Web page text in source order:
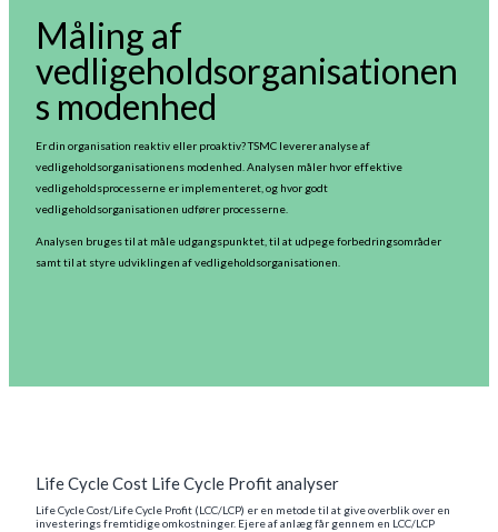
Måling af
vedligeholdsorganisationen
s modenhed
Er din organisation reaktiv eller proaktiv? TSMC leverer analyse af
vedligeholdsorganisationens modenhed. Analysen måler hvor effektive
vedligeholdsprocesserne er implementeret, og hvor godt
vedligeholdsorganisationen udfører processerne.
Analysen bruges til at måle udgangspunktet, til at udpege forbedringsområder
samt til at styre udviklingen af vedligeholdsorganisationen.
Life Cycle Cost Life Cycle Profit analyser
Life Cycle Cost/Life Cycle Profit (LCC/LCP) er en metode til at give overblik over en
investerings fremtidige omkostninger. Ejere af anlæg får gennem en LCC/LCP